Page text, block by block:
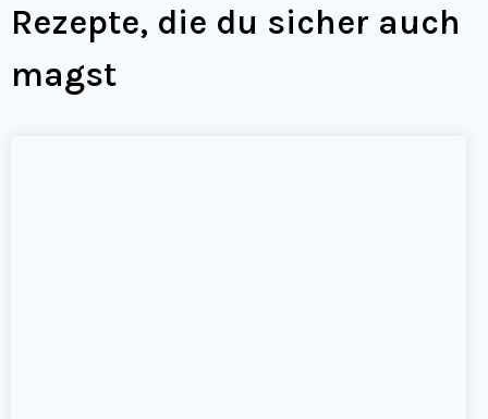
Rezepte, die du sicher auch
magst